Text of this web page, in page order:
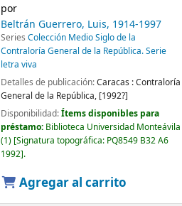
por
Beltrán Guerrero, Luis, 1914-1997
Series Colección Medio Siglo de la
Contraloría General de la República. Serie
letra viva
Detalles de publicación:Caracas :Contraloría
General de la República, [1992?]
Disponibilidad:Ítems disponibles para
préstamo: Biblioteca Universidad Monteávila
(1) Signatura topográfica: PQ8549 B32 A6
1992 .
Agregar al carrito